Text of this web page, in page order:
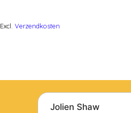
Excl. Verzendkosten